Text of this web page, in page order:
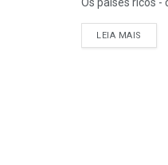
LEIA MAIS